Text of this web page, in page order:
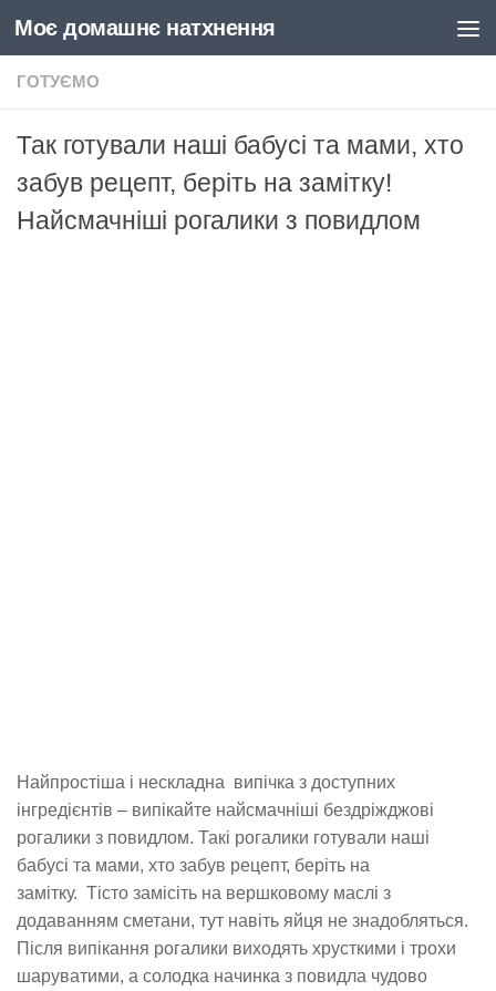
Skip to content
Моє домашнє натхнення
ГОТУЄМО
Так готували наші бабусі та мами, хто
забув рецепт, беріть на замітку!
Найсмачніші рогалики з повидлом
Найпростіша і нескладна випічка з доступних
інгредієнтів – випікайте найсмачніші бездріжджові
рогалики з повидлом. Такі рогалики готували наші
бабусі та мами, хто забув рецепт, беріть на
замітку. Тісто замісіть на вершковому маслі з
додаванням сметани, тут навіть яйця не знадобляться.
Після випікання рогалики виходять хрусткими і трохи
шаруватими, а солодка начинка з повидла чудово